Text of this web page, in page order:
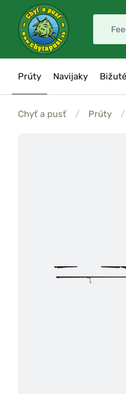
Prúty Navijaky
Chyť a pusť / Prúty /